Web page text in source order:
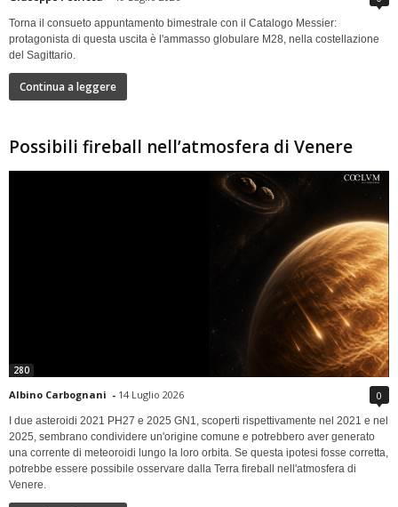
Torna il consueto appuntamento bimestrale con il Catalogo Messier:
protagonista di questa uscita è l'ammasso globulare M28, nella costellazione
del Sagittario.
Continua a leggere
Possibili fireball nell’atmosfera di Venere
280
Albino Carbognani - 14 Luglio 2026 0
I due asteroidi 2021 PH27 e 2025 GN1, scoperti rispettivamente nel 2021 e nel
2025, sembrano condividere un'origine comune e potrebbero aver generato
una corrente di meteoroidi lungo la loro orbita. Se questa ipotesi fosse corretta,
potrebbe essere possibile osservare dalla Terra fireball nell'atmosfera di
Venere.